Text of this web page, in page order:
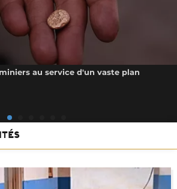
au service d'un vaste plan